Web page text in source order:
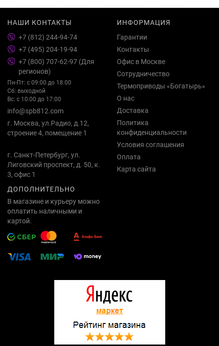
НАШИ КОНТАКТЫ
+7 (812) 244-94-74
+7 (495) 204-19-94
+7 (800) 707-62-97 (Для
регионов)
Пн-Пт: с 09:00 до 18:00
Сб: выходной
Вс: с 10:00 до 17:00
info@spb812.com
г. Москва, ул.Радио, д.12,
строение 4, помещение 1
г. Санкт-Петербург, ул.
Лиговский проспект, д. 50, к.
3, офис 1
ИНФОРМАЦИЯ
Гарантии
Контакты
Офис в Москве
Сотрудничество
Термоприводы «Богатырь»
О нас
Доставка
Политика
конфиденциальности
Условия соглашения
Оплата
Карта сайта
ДОПОЛНИТЕЛЬНО
В магазине и курьеру можно
оплатить наличными и
картой.